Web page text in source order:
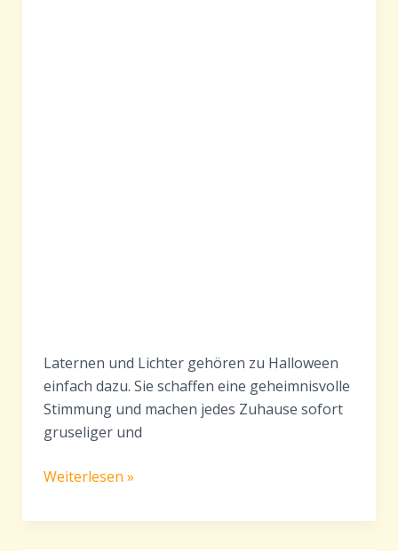
Laternen und Lichter gehören zu Halloween
einfach dazu. Sie schaffen eine geheimnisvolle
Stimmung und machen jedes Zuhause sofort
gruseliger und
Halloween
mit
Kindern
Weiterlesen »